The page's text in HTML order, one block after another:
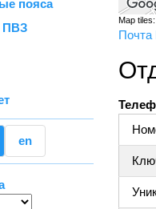
пояса
ПВЗ
en
Map tiles:
Почта